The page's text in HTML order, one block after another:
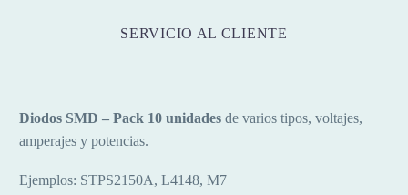
SERVICIO AL CLIENTE
Diodos SMD – Pack 10 unidades de varios tipos, voltajes,
amperajes y potencias.
Ejemplos: STPS2150A, L4148, M7